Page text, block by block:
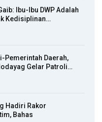
Ibu-Ibu DWP Adalah
Kedisiplinan…
Pemerintah Daerah,
Gelar Patroli…
Hadiri Rakor
Bahas